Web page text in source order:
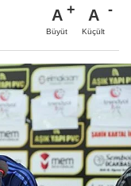
A
Büyüt
A
Küçült